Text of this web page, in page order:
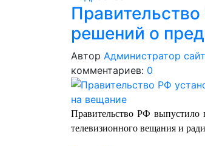
решений о
Автор Администратор
комментариев: 0
Правительство РФ выпустило
телевизионного вещания и